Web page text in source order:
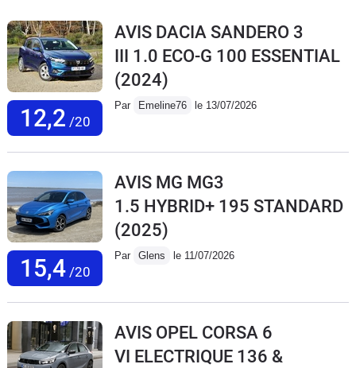
12,2 /20
AVIS DACIA SANDERO 3
III 1.0 ECO-G 100 ESSENTIAL
(2024)
Par Emeline76 le 13/07/2026
15,4/20
AVIS MG MG3
1.5 HYBRID+ 195 STANDARD
(2025)
Par Glens le 11/07/2026
AVIS OPEL CORSA 6
VI ELECTRIQUE 136 &